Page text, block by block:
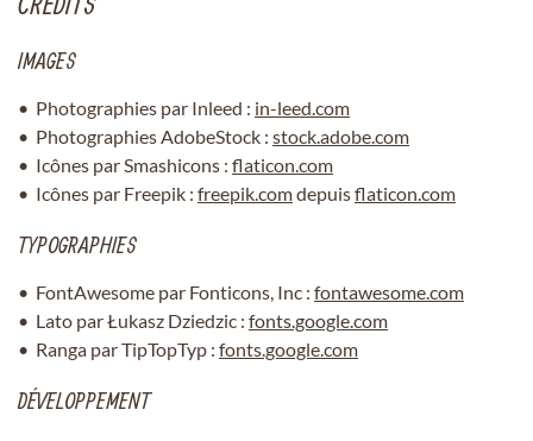
SÉLECTION
IMAGES
Photographies par Inleed : in-leed.com
Photographies AdobeStock : stock.adobe.com
Icônes par Smashicons : flaticon.com
Icônes par Freepik : freepik.comdepuisflaticon.com
TYPOGRAPHIES
FontAwesome par Fonticons, Inc : fontawesome.com
Lato par Łukasz Dziedzic : fonts.google.com
Ranga par TipTopTyp : fonts.google.com
DÉVELOPPEMENT